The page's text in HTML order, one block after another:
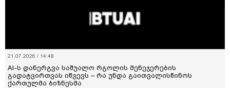
21.07.2026 / 14:48
AI-ს დანერგვა საშუალო რგოლის მენეჯერების
გადატვირთვას იწვევს – რა უნდა გაითვალისწინოს
ქართულმა ბიზნესმა